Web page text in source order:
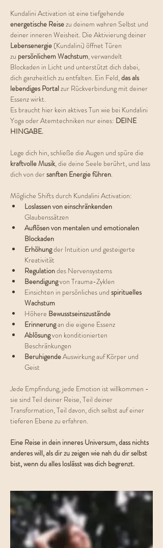
Kundalini Activation ist eine tiefgehende
energetische Reise zu deinem wahren Selbst und
deiner inneren Weisheit. Die Aktivierung deiner
Lebensenergie (Kundalini) öffnet Türen
zu persönlichem Wachstum, verwandelt
Blockaden in Licht und unterstützt dich dabei,
dich ganzheitlich zu entfalten. Ein Feld, das als
lebendiges Portal zur Rückverbindung mit deiner
Essenz wirkt.
Es braucht hier kein aktives Tun wie bei Kundalini
Yoga oder Atemtechniken nur eines: DEINE
HINGABE.
Lege dich hin, schließe die Augen und spüre die
kraftvolle Musik, die deine Seele berührt, und lass
dich von der sanften Energie führen.
Mögliche Shifts durch Kundalini Activation:
Loslassen von einschränkenden
Glaubenssätzen
Auflösen von mentalen und emotionalen
Blockaden
Erhöhung der Intuition und gesteigerte
Kreativität
Regulation des Nervensystems
Beendigung von Trauma-Zyklen
Einsichten in persönliches und spirituelles
Wachstum
Höhere Bewusstseinszustände
Erinnerung an die eigene Essenz
Ablösung von konditionierten
Beschränkungen
Beruhigende Auswirkung auf Körper und
Geist
Jede Empfindung, jede Emotion ist willkommen -
sie sind Teil deiner Reise, Teil deiner
Transformation, Teil davon, dich selbst auf einer
tieferen Ebene zu erfahren.
Eine Reise in dein inneres Universum, dass nichts
anderes will, als dir zu zeigen wie nah du dir selbst
bist, wenn du alles loslässt was dich begrenzt.